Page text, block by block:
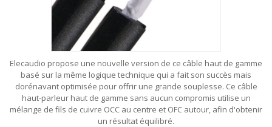
Elecaudio propose une nouvelle version de ce câble haut de gamme
basé sur la même logique technique qui a fait son succès mais
dorénavant optimisée pour offrir une grande souplesse. Ce câble
haut-parleur haut de gamme sans aucun compromis utilise un
mélange de fils de cuivre OCC au centre et OFC autour, afin d'obtenir
un résultat équilibré.